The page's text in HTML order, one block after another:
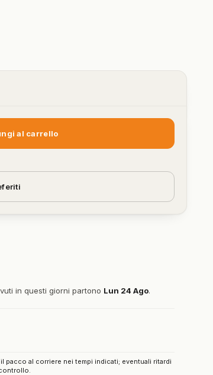
al carrello
in questi giorni partono Lun 24 Ago.
pacco al corriere nei tempi indicati; eventuali ritardi